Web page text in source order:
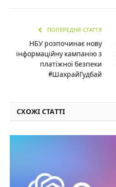
ПОПЕРЕДНЯ СТАТТЯ
НБУ розпочинає нову
інформаційну кампанію з
платіжної безпеки
#ШахрайГудбай
СХОЖІ СТАТТІ